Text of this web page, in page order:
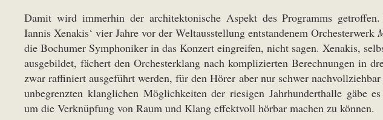
Damit wird immerhin der architektonische Aspekt des Programms
Iannis Xenakis‘ vier Jahre vor der Weltausstellung entstandenem Orchesterwerk
die Bochumer Symphoniker in das Konzert eingreifen, nicht sagen. Xenakis,
ausgebildet, fächert den Orchesterklang nach komplizierten Berechnungen in
zwar raffiniert ausgeführt werden, für den Hörer aber nur schwer
unbegrenzten klanglichen Möglichkeiten der riesigen Jahrhunderthalle gäbe
um die Verknüpfung von Raum und Klang effektvoll hörbar machen zu können.